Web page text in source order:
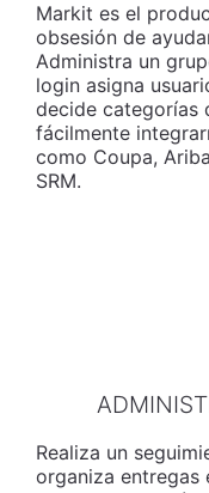
Markit es el
obsesión de
Administra un
login asigna
decide categorías
fácilmente
como Coupa,
SRM.
Realiza un
organiza entregas